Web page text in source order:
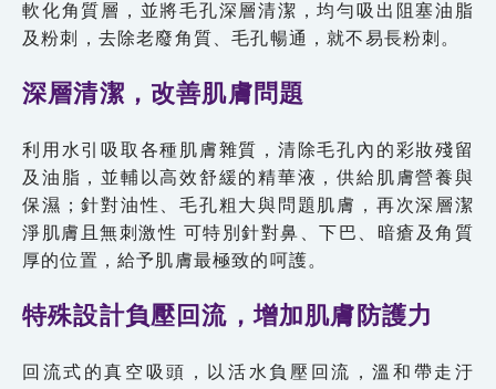
軟化角質層，並將毛孔深層清潔，均勻吸出阻塞油脂
及粉刺，去除老廢角質、毛孔暢通，就不易長粉刺。
深層清潔，改善肌膚問題
利用水引吸取各種肌膚雜質，清除毛孔內的彩妝殘留
及油脂，並輔以高效舒緩的精華液，供給肌膚營養與
保濕；針對油性、毛孔粗大與問題肌膚，再次深層潔
淨肌膚且無刺激性 可特別針對鼻、下巴、暗瘡及角質
厚的位置，給予肌膚最極致的呵護。
特殊設計負壓回流，增加肌膚防護力
回流式的真空吸頭，以活水負壓回流，溫和帶走汙